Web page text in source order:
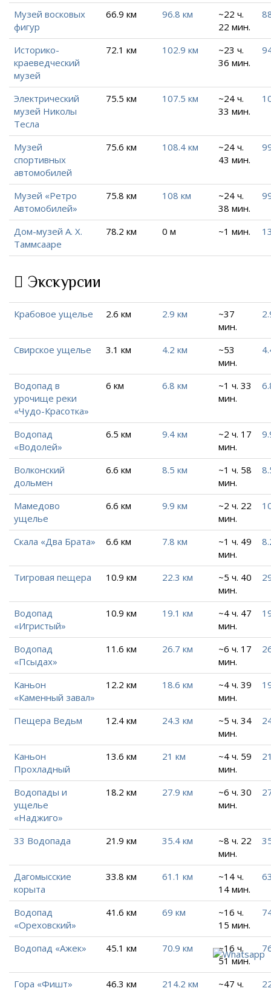
Музей восковых
фигур
66.9 км 96.8 км
~22 ч.
22 мин.
Историко-
краеведческий
музей
72.1 км 102.9 км
~23 ч.
36 мин.
Электрический
музей Николы
Тесла
75.5 км 107.5 км
~24 ч.
33 мин.
Музей
спортивных
автомобилей
75.6 км 108.4 км
~24 ч.
43 мин.
Музей «Ретро
Автомобилей»
75.8 км 108 км
~24 ч.
38 мин.
Дом-музей А. Х.
Таммсааре
78.2 км 0 м ~1 мин.
Экскурсии
Крабовое ущелье 2.6 км 2.9 км
~37
мин.
Свирское ущелье 3.1 км 4.2 км
~53
мин.
Водопад в
урочище реки
«Чудо-Красотка»
6 км 6.8 км
~1 ч. 33
мин.
Водопад
«Водолей»
6.5 км 9.4 км
~2 ч. 17
мин.
Волконский
дольмен
6.6 км 8.5 км
~1 ч. 58
мин.
Мамедово
ущелье
6.6 км 9.9 км
~2 ч. 22
мин.
Скала «Два Брата» 6.6 км 7.8 км
~1 ч. 49
мин.
Тигровая пещера 10.9 км 22.3 км
~5 ч. 40
мин.
Водопад
«Игристый»
10.9 км 19.1 км
~4 ч. 47
мин.
Водопад
«Псыдах»
11.6 км 26.7 км
~6 ч. 17
мин.
Каньон
«Каменный завал»
12.2 км 18.6 км
~4 ч. 39
мин.
Пещера Ведьм 12.4 км 24.3 км
~5 ч. 34
мин.
Каньон
Прохладный
13.6 км 21 км
~4 ч. 59
мин.
Водопады и
ущелье
«Наджиго»
18.2 км 27.9 км
~6 ч. 30
мин.
33 Водопада 21.9 км 35.4 км
~8 ч. 22
мин.
Дагомысские
корыта
33.8 км 61.1 км
~14 ч.
14 мин.
Водопад
«Ореховский»
41.6 км 69 км
~16 ч.
15 мин.
Водопад «Ажек» 45.1 км 70.9 км
~16 ч.
51 мин.
Гора «Фишт» 46.3 км 214.2 км
~47 ч.